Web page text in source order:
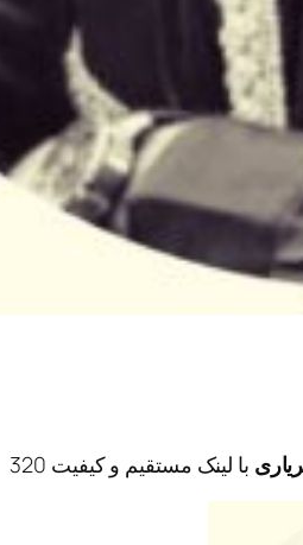
با لینک مستقیم و کیفیت 320